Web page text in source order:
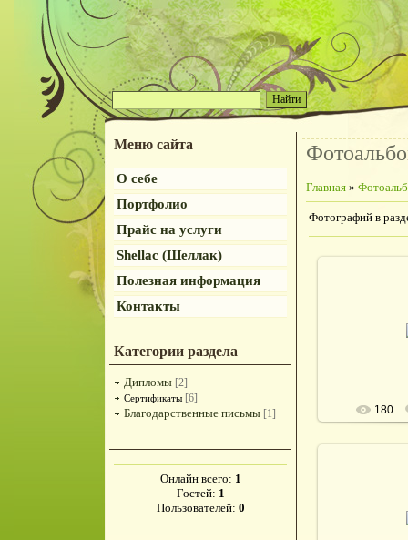
Меню сайта
О себе
Портфолио
Прайс на услуги
Shellac (Шеллак)
Полезная информация
Контакты
Категории раздела
Дипломы [2]
Сертификаты [6]
Благодарственные письмы [1]
Онлайн всего: 1
Гостей: 1
Пользователей: 0
Главная »
Фотографий в
180